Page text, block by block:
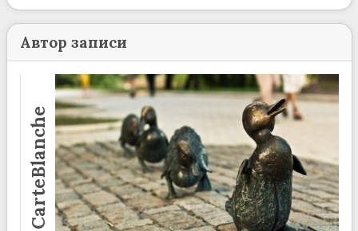
Автор записи
CarteBlanche